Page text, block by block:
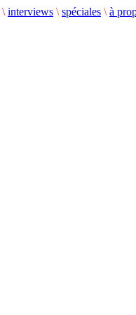
\ interviews \ spéciales \ à